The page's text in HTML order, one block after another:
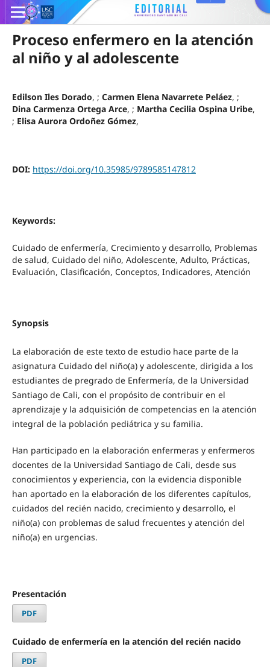
Proceso enfermero en la atención
al niño y al adolescente
Edilson Iles Dorado, ; Carmen Elena Navarrete Peláez, ;
Dina Carmenza Ortega Arce, ; Martha Cecilia Ospina Uribe,
; Elisa Aurora Ordoñez Gómez,
DOI: https://doi.org/10.35985/9789585147812
Keywords:
Cuidado de enfermería, Crecimiento y desarrollo, Problemas
de salud, Cuidado del niño, Adolescente, Adulto, Prácticas,
Evaluación, Clasificación, Conceptos, Indicadores, Atención
Synopsis
La elaboración de este texto de estudio hace parte de la
asignatura Cuidado del niño(a) y adolescente, dirigida a los
estudiantes de pregrado de Enfermería, de la Universidad
Santiago de Cali, con el propósito de contribuir en el
aprendizaje y la adquisición de competencias en la atención
integral de la población pediátrica y su familia.
Han participado en la elaboración enfermeras y enfermeros
docentes de la Universidad Santiago de Cali, desde sus
conocimientos y experiencia, con la evidencia disponible
han aportado en la elaboración de los diferentes capítulos,
cuidados del recién nacido, crecimiento y desarrollo, el
niño(a) con problemas de salud frecuentes y atención del
niño(a) en urgencias.
Presentación
PDF
Cuidado de enfermería en la atención del recién nacido
PDF